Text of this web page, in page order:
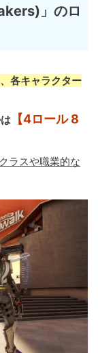
」のロ
各キャラクター
【4ロール 8
ラスや職業的な